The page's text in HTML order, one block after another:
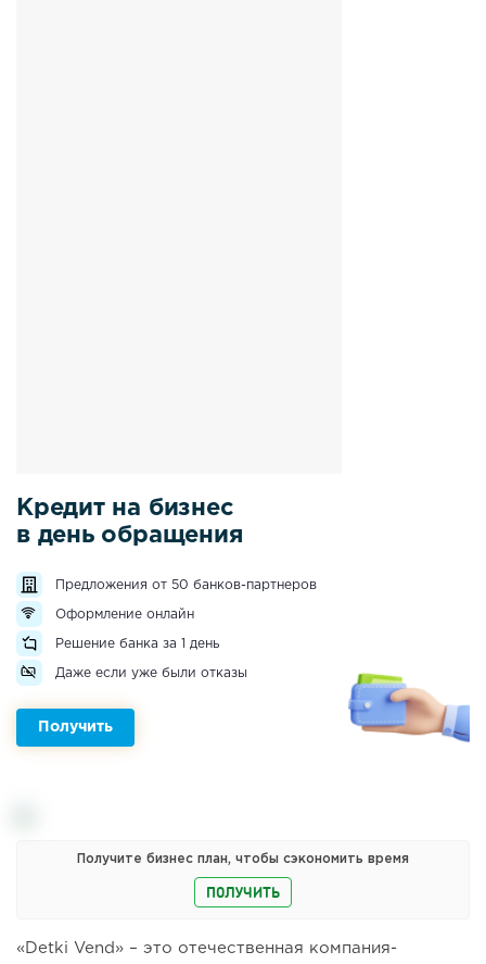
Кредит на бизнес
в день обращения
Предложения от 50 банков-партнеров
Оформление онлайн
Решение банка за 1 день
Даже если уже были отказы
Получить
Получите бизнес план, чтобы сэкономить время
ПОЛУЧИТЬ
«Detki Vend» – это отечественная компания-